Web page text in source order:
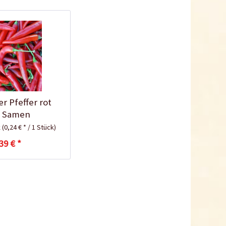
Pfeffer rot
(0,24 € * / 1 Stück)
€ *